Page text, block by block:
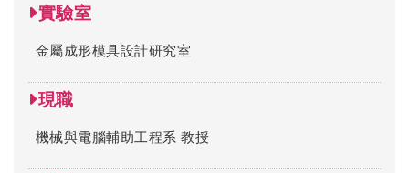
實驗室
金屬成形模具設計研究室
現職
機械與電腦輔助工程系 教授